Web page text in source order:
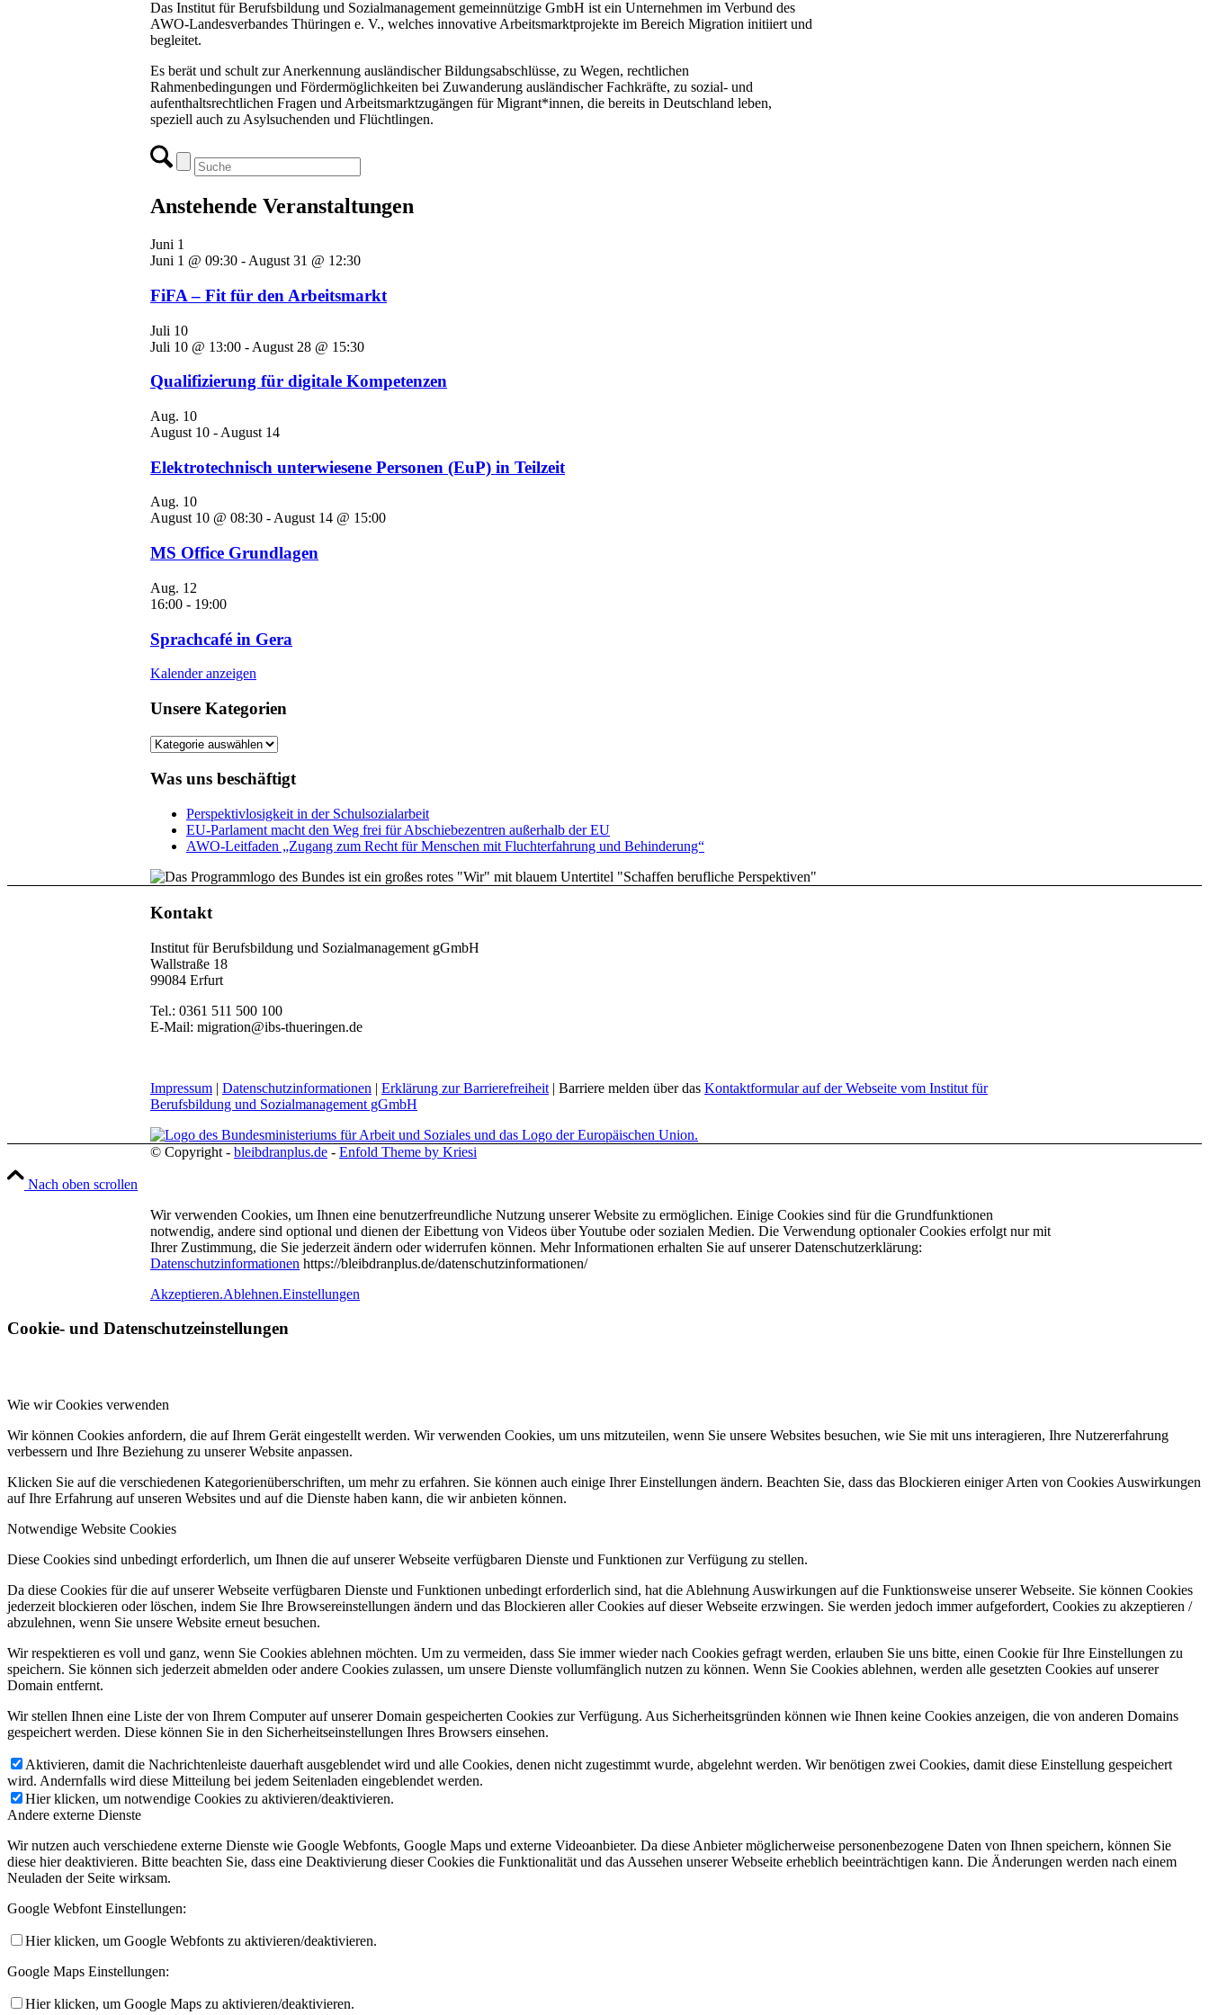
Das Institut für Berufsbildung und Sozialmanagement gemeinnützige GmbH ist ein Unternehmen im Verbund des
AWO-Landesverbandes Thüringen e. V., welches innovative Arbeitsmarktprojekte im Bereich Migration initiiert und
begleitet.
Es berät und schult zur Anerkennung ausländischer Bildungsabschlüsse, zu Wegen, rechtlichen
Rahmenbedingungen und Fördermöglichkeiten bei Zuwanderung ausländischer Fachkräfte, zu sozial- und
aufenthaltsrechtlichen Fragen und Arbeitsmarktzugängen für Migrant*innen, die bereits in Deutschland leben,
speziell auch zu Asylsuchenden und Flüchtlingen.
Anstehende Veranstaltungen
Juni 1
Juni 1 @ 09:30 - August 31 @ 12:30
FiFA – Fit für den Arbeitsmarkt
Juli 10
Juli 10 @ 13:00 - August 28 @ 15:30
Qualifizierung für digitale Kompetenzen
Aug. 10
August 10 - August 14
Elektrotechnisch unterwiesene Personen (EuP) in Teilzeit
Aug. 10
August 10 @ 08:30 - August 14 @ 15:00
MS Office Grundlagen
Aug. 12
16:00 - 19:00
Sprachcafé in Gera
Kalender anzeigen
Unsere Kategorien
Unsere
Was uns beschäftigt
Perspektivlosigkeit in der Schulsozialarbeit
EU-Parlament macht den Weg frei für Abschiebezentren außerhalb der EU
AWO-Leitfaden „Zugang zum Recht für Menschen mit Fluchterfahrung und Behinderung“
Kontakt
Institut für Berufsbildung und Sozialmanagement gGmbH
Wallstraße 18
99084 Erfurt
Tel.: 0361 511 500 100
E-Mail: migration@ibs-thueringen.de
Impressum | Datenschutzinformationen | Erklärung zur Barrierefreiheit | Barriere melden über das Kontaktformular auf der Webseite vom Institut für
Berufsbildung und Sozialmanagement gGmbH
© Copyright - bleibdranplus.de - Enfold Theme by Kriesi
Nach oben scrollen
Wir verwenden Cookies, um Ihnen eine benutzerfreundliche Nutzung unserer Website zu ermöglichen. Einige Cookies sind für die Grundfunktionen
notwendig, andere sind optional und dienen der Eibettung von Videos über Youtube oder sozialen Medien. Die Verwendung optionaler Cookies erfolgt nur mit
Ihrer Zustimmung, die Sie jederzeit ändern oder widerrufen können. Mehr Informationen erhalten Sie auf unserer Datenschutzerklärung:
Datenschutzinformationen https://bleibdranplus.de/datenschutzinformationen/
Akzeptieren.Ablehnen.Einstellungen
Cookie- und Datenschutzeinstellungen
Wie wir Cookies verwenden
Wir können Cookies anfordern, die auf Ihrem Gerät eingestellt werden. Wir verwenden Cookies, um uns mitzuteilen, wenn Sie unsere Websites besuchen, wie Sie mit uns interagieren, Ihre Nutzererfahrung
verbessern und Ihre Beziehung zu unserer Website anpassen.
Klicken Sie auf die verschiedenen Kategorienüberschriften, um mehr zu erfahren. Sie können auch einige Ihrer Einstellungen ändern. Beachten Sie, dass das Blockieren einiger Arten von Cookies Auswirkungen
auf Ihre Erfahrung auf unseren Websites und auf die Dienste haben kann, die wir anbieten können.
Notwendige Website Cookies
Diese Cookies sind unbedingt erforderlich, um Ihnen die auf unserer Webseite verfügbaren Dienste und Funktionen zur Verfügung zu stellen.
Da diese Cookies für die auf unserer Webseite verfügbaren Dienste und Funktionen unbedingt erforderlich sind, hat die Ablehnung Auswirkungen auf die Funktionsweise unserer Webseite. Sie können Cookies
jederzeit blockieren oder löschen, indem Sie Ihre Browsereinstellungen ändern und das Blockieren aller Cookies auf dieser Webseite erzwingen. Sie werden jedoch immer aufgefordert, Cookies zu akzeptieren /
abzulehnen, wenn Sie unsere Website erneut besuchen.
Wir respektieren es voll und ganz, wenn Sie Cookies ablehnen möchten. Um zu vermeiden, dass Sie immer wieder nach Cookies gefragt werden, erlauben Sie uns bitte, einen Cookie für Ihre Einstellungen zu
speichern. Sie können sich jederzeit abmelden oder andere Cookies zulassen, um unsere Dienste vollumfänglich nutzen zu können. Wenn Sie Cookies ablehnen, werden alle gesetzten Cookies auf unserer
Domain entfernt.
Wir stellen Ihnen eine Liste der von Ihrem Computer auf unserer Domain gespeicherten Cookies zur Verfügung. Aus Sicherheitsgründen können wie Ihnen keine Cookies anzeigen, die von anderen Domains
gespeichert werden. Diese können Sie in den Sicherheitseinstellungen Ihres Browsers einsehen.
Aktivieren, damit die Nachrichtenleiste dauerhaft ausgeblendet wird und alle Cookies, denen nicht zugestimmt wurde, abgelehnt werden. Wir benötigen zwei Cookies, damit diese Einstellung gespeichert
wird. Andernfalls wird diese Mitteilung bei jedem Seitenladen eingeblendet werden.
Hier klicken, um notwendige Cookies zu aktivieren/deaktivieren.
Andere externe Dienste
Wir nutzen auch verschiedene externe Dienste wie Google Webfonts, Google Maps und externe Videoanbieter. Da diese Anbieter möglicherweise personenbezogene Daten von Ihnen speichern, können Sie
diese hier deaktivieren. Bitte beachten Sie, dass eine Deaktivierung dieser Cookies die Funktionalität und das Aussehen unserer Webseite erheblich beeinträchtigen kann. Die Änderungen werden nach einem
Neuladen der Seite wirksam.
Google Webfont Einstellungen:
Hier klicken, um Google Webfonts zu aktivieren/deaktivieren.
Google Maps Einstellungen:
Hier klicken, um Google Maps zu aktivieren/deaktivieren.